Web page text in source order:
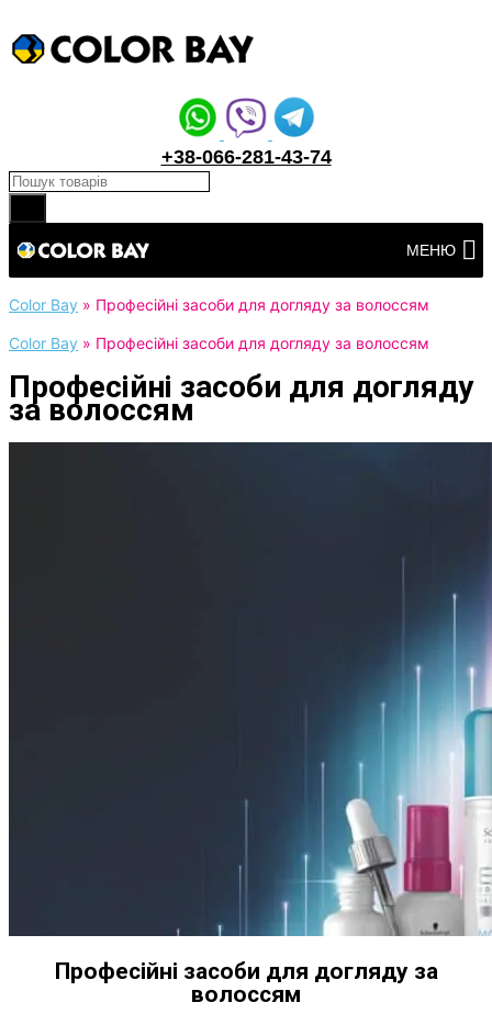
+38-066-281-43-74
Products search
до
вмісту
МЕНЮ
Color Bay » Професійні засоби для догляду за волоссям
Color Bay » Професійні засоби для догляду за волоссям
Професійні засоби для догляду
за волоссям
Професійні засоби для догляду за
волоссям